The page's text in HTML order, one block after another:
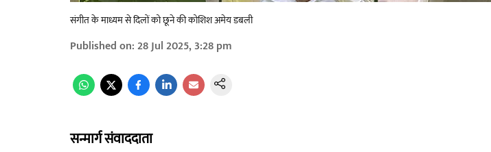
संगीत के माध्यम से दिलों को छूने की कोशिश अमेय डबली
Published on:28 Jul 2025, 3:28 pm
सन्मार्ग संवाददाता